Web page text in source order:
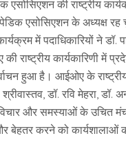
एसोसिएशन की राष्ट्रीय
एसोसिएशन के अध्यक्ष रह
में पदाधिकारियों ने डॉ.
राष्ट्रीय कार्यकारिणी में
हुआ है। आईओए के
डॉ. रवि मेहरा, डॉ.
और समस्याओं के उचित
बेहतर करने को कार्यशालाओं